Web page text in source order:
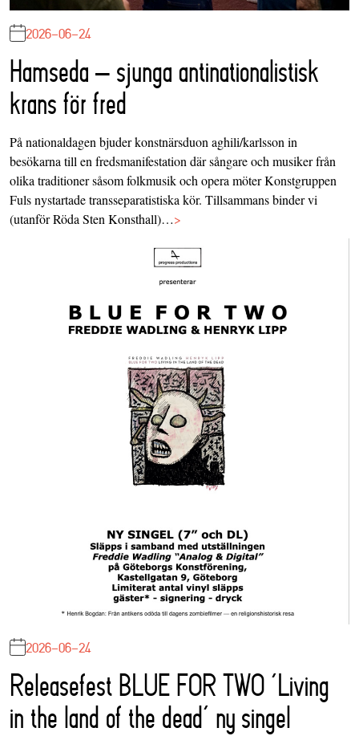
2026-06-24
Hamseda – sjunga antinationalistisk
krans för fred
På nationaldagen bjuder konstnärsduon aghili/karlsson in
besökarna till en fredsmanifestation där sångare och musiker från
olika traditioner såsom folkmusik och opera möter Konstgruppen
Fuls nystartade transseparatistiska kör. Tillsammans binder vi
(utanför Röda Sten Konsthall)…>
2026-06-24
Releasefest BLUE FOR TWO ‘Living
in the land of the dead’ ny singel